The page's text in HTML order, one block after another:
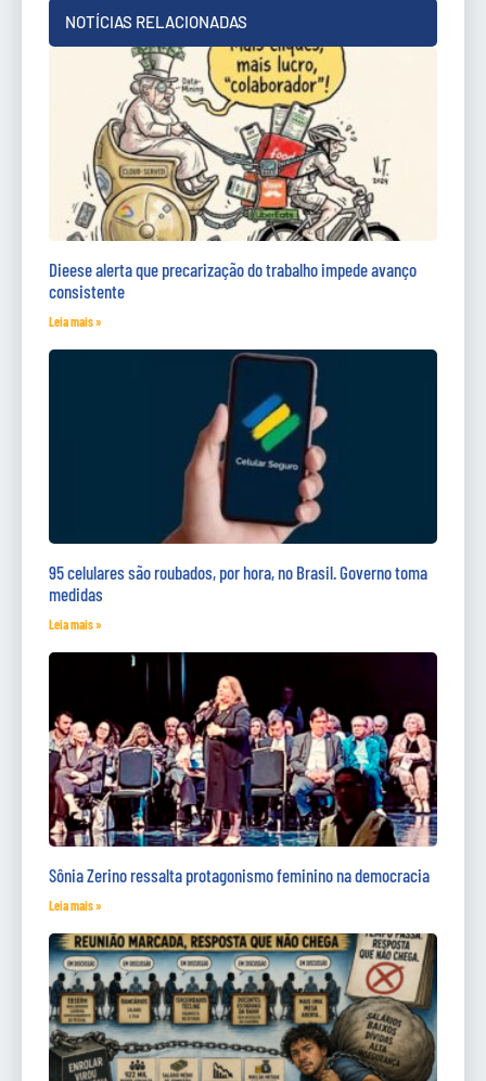
NOTÍCIAS RELACIONADAS
Dieese alerta que precarização do trabalho impede avanço
consistente
Leia mais »
95 celulares são roubados, por hora, no Brasil. Governo toma
medidas
Leia mais »
Sônia Zerino ressalta protagonismo feminino na democracia
Leia mais »